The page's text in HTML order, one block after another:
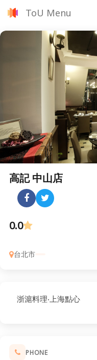
ToU Menu
高記 中山店
0.0
台北市
浙滬料理‧上海點心
PHONE